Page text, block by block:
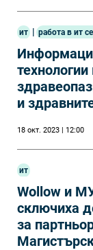
ит | работа в ит
технологии
и
18 окт. 2023 | 12:00
ит
Wollow и
сключиха
за